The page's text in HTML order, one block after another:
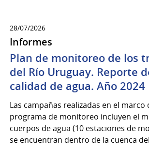
28/07/2026
Informes
Plan de monitoreo de los
del Río Uruguay. Reporte
calidad de agua. Año 2024
Las campañas realizadas en el marco
programa de monitoreo incluyen el
cuerpos de agua (10 estaciones de
se encuentran dentro de la cuenca